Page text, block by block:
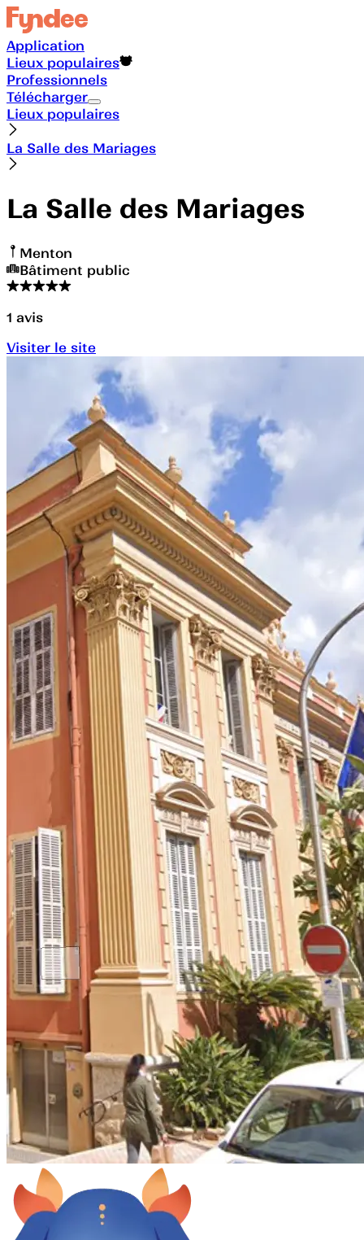
Application
Lieux populaires
Professionnels
Télécharger
Lieux populaires
La Salle des Mariages
La Salle des Mariages
Menton
Bâtiment public
1 avis
Visiter le site